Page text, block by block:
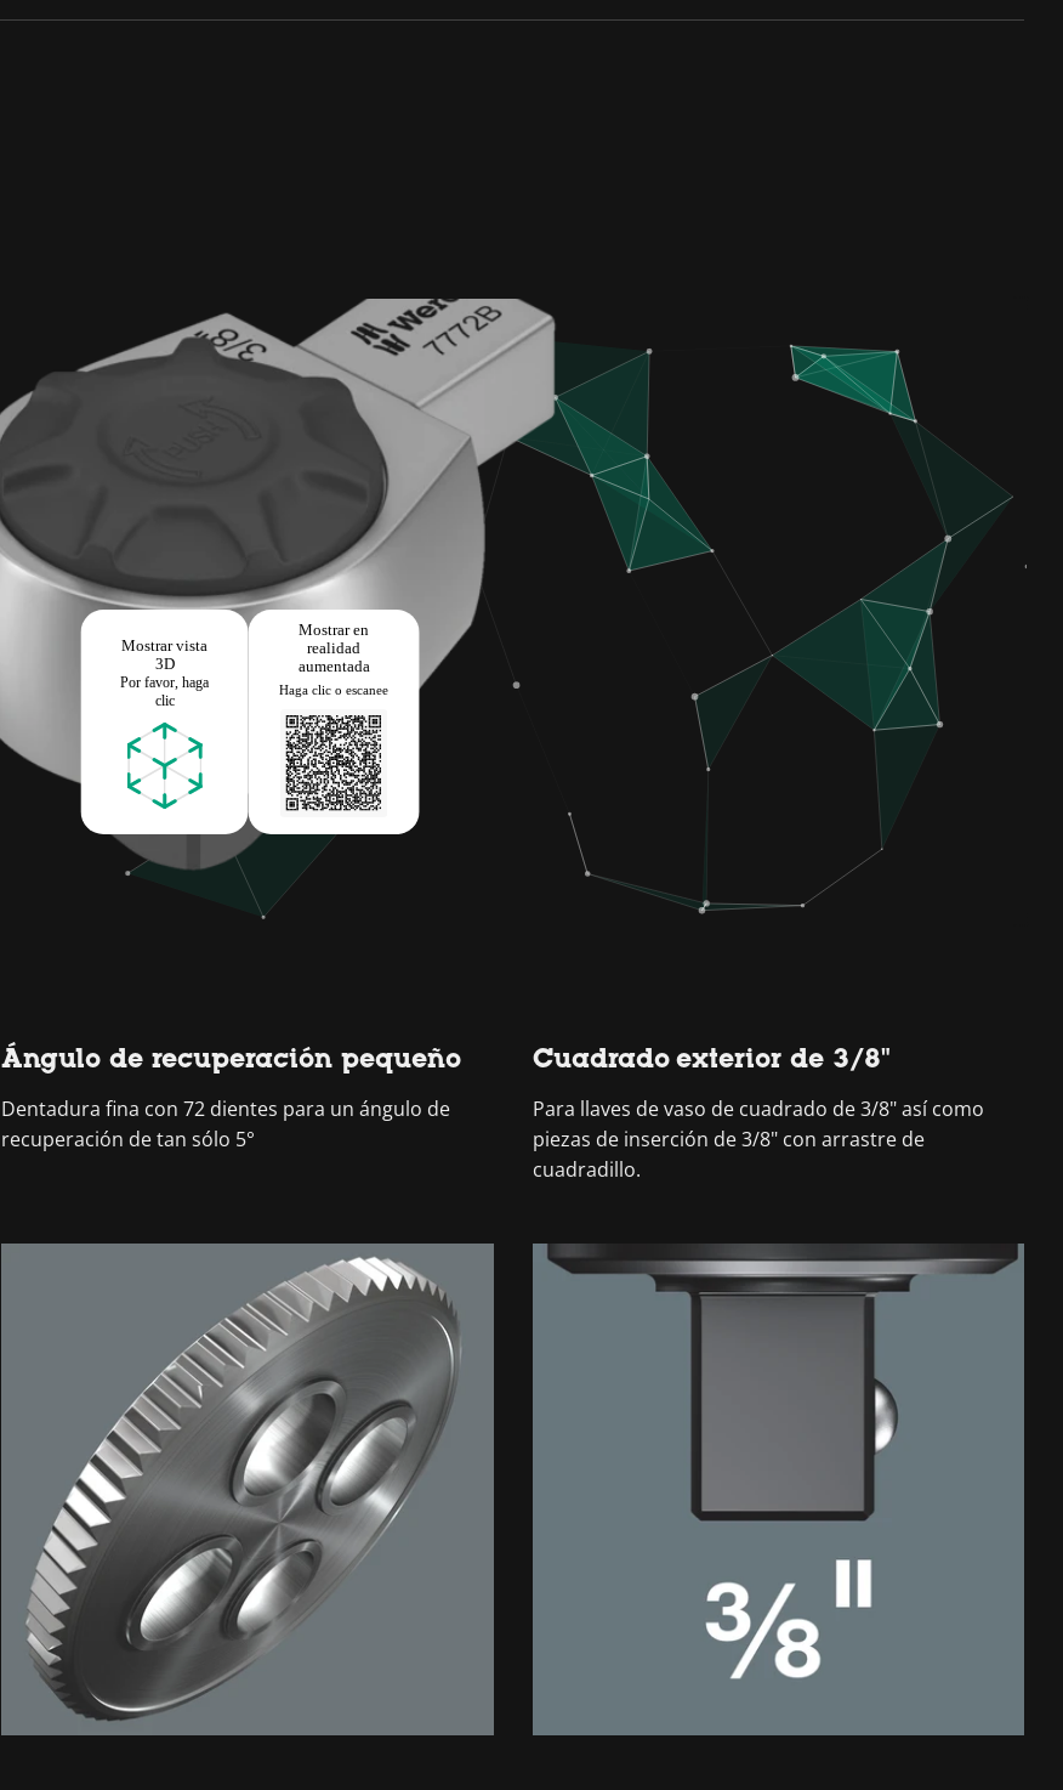
Ángulo de recuperación pequeño
Dentadura fina con 72 dientes para un ángulo de
recuperación de tan sólo 5°
Cuadrado exterior de 3/8"
Para llaves de vaso de cuadrado de 3/8" así como
piezas de inserción de 3/8" con arrastre de
cuadradillo.